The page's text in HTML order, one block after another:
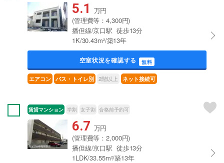
5.1 万円
(管理費等：4,300円)
播但線/京口駅 徒歩13分
1K/30.43m²/築13年
空室状況を確認する 無料
エアコン バス・トイレ別 2階以上 ネット接続可
賃貸マンション 学割 女子割 合格前予約可
6.7 万円
(管理費等：2,000円)
播但線/京口駅 徒歩13分
1LDK/33.55m²/築13年